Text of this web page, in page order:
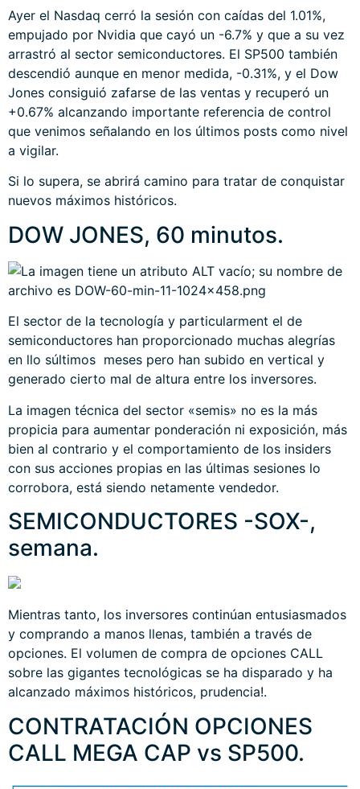
Ayer el Nasdaq cerró la sesión con caídas del 1.01%,
empujado por Nvidia que cayó un -6.7% y que a su vez
arrastró al sector semiconductores. El SP500 también
descendió aunque en menor medida, -0.31%, y el Dow
Jones consiguió zafarse de las ventas y recuperó un
+0.67% alcanzando importante referencia de control
que venimos señalando en los últimos posts como nivel
a vigilar.
Si lo supera, se abrirá camino para tratar de conquistar
nuevos máximos históricos.
DOW JONES, 60 minutos.
El sector de la tecnología y particularment el de
semiconductores han proporcionado muchas alegrías
en llo súltimos meses pero han subido en vertical y
generado cierto mal de altura entre los inversores.
La imagen técnica del sector «semis» no es la más
propicia para aumentar ponderación ni exposición, más
bien al contrario y el comportamiento de los insiders
con sus acciones propias en las últimas sesiones lo
corrobora, está siendo netamente vendedor.
SEMICONDUCTORES -SOX-,
semana.
Mientras tanto, los inversores continúan entusiasmados
y comprando a manos llenas, también a través de
opciones. El volumen de compra de opciones CALL
sobre las gigantes tecnológicas se ha disparado y ha
alcanzado máximos históricos, prudencia!.
CONTRATACIÓN OPCIONES
CALL MEGA CAP vs SP500.